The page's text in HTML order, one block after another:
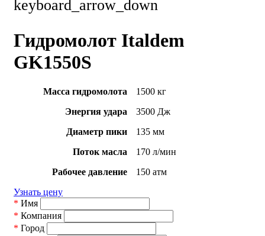
keyboard_arrow_down
Гидромолот Italdem
GK1550S
Масса гидромолота
1500 кг
Энергия удара
3500 Дж
Диаметр пики
135 мм
Поток масла
170 л/мин
Рабочее давление
150 атм
Узнать цену
* Имя
* Компания
* Город